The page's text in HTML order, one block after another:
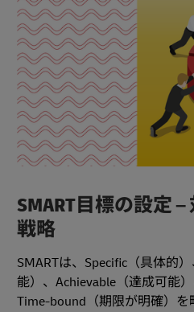
SMART目標の設定
戦略
SMARTは、Specific（具体的
能）、Achievable（達成可能
Time-bound（期限が明確）を